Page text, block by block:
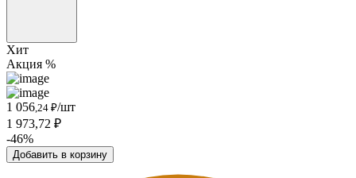
Хит
Акция %
1 056 ,24 ₽/шт
1 973,72 ₽
-46%
Добавить в корзину